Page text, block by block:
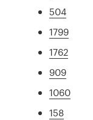
504
1799
1762
909
1060
158